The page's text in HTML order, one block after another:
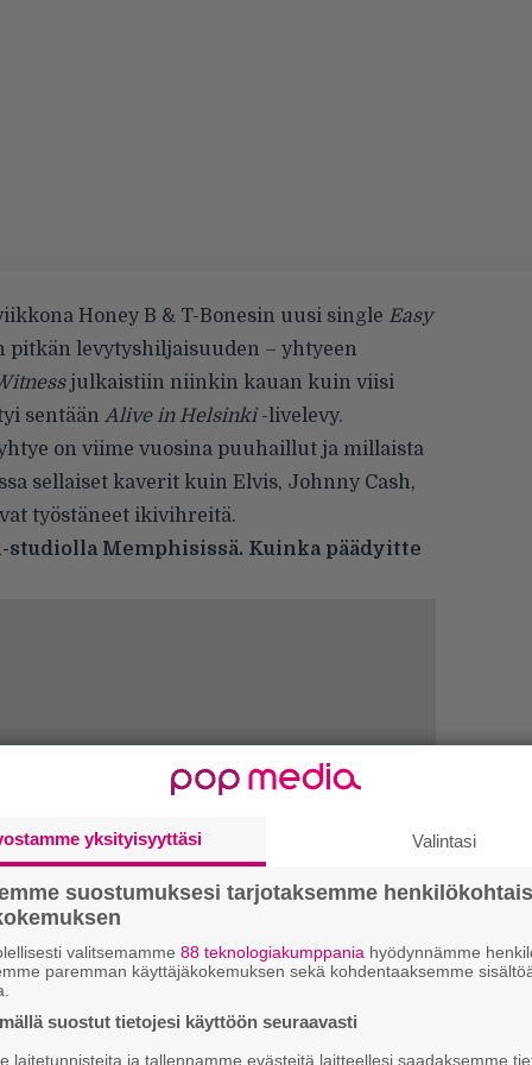
Honey B & T-Bonesin uusi single Easy
pitkän levytyshiljaisuuden – yhtyeen
julkaistiin niinkin kauan kuin viisi
sentään Alive in Helsinki-livelevy.
on viime vuosina puuhaillut ja millaista
sellaiset kaverit kuin Elvis, Johnny Cash,
työstäneet ikivihreitä.
Memphisissä. Kuinka päädyitte
yksityisyyttäsi Valintasi
suostumuksesi tarjotaksemme
valitsemamme 88 teknologiakumppania hyödynnämme
paremman käyttäjäkokemuksen sekä kohdentaaksemme
suostut tietojesi käyttöön seuraavasti
laitetunnisteita ja tallennamme evästeitä laitteellesi saadaksemme